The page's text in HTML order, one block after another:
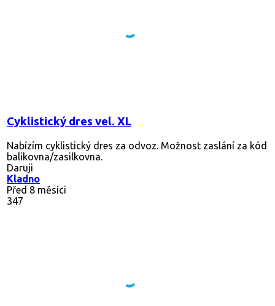
Cyklistický dres vel. XL
Nabízím cyklistický dres za odvoz. Možnost zaslání za kód
balikovna/zasilkovna.
Daruji
Kladno
Před 8 měsíci
347